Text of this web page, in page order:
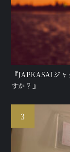
『JAPKASAIジ
すか？』